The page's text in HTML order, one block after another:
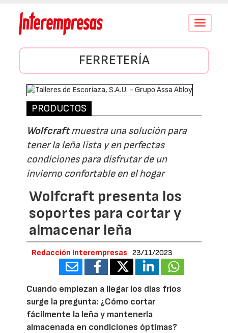
Conmutar
FERRETERÍA
PRODUCTOS
Wolfcraftmuestra una solución para
tener la leña lista y en perfectas
condiciones para disfrutar de un
invierno confortable en el hogar
Wolfcraft presenta los
soportes para cortar y
almacenar leña
Redacción Interempresas 23/11/2023
Cuando empiezan a llegar los días fríos
surge la pregunta: ¿Cómo cortar
fácilmente la leña y mantenerla
almacenada en condiciones óptimas?